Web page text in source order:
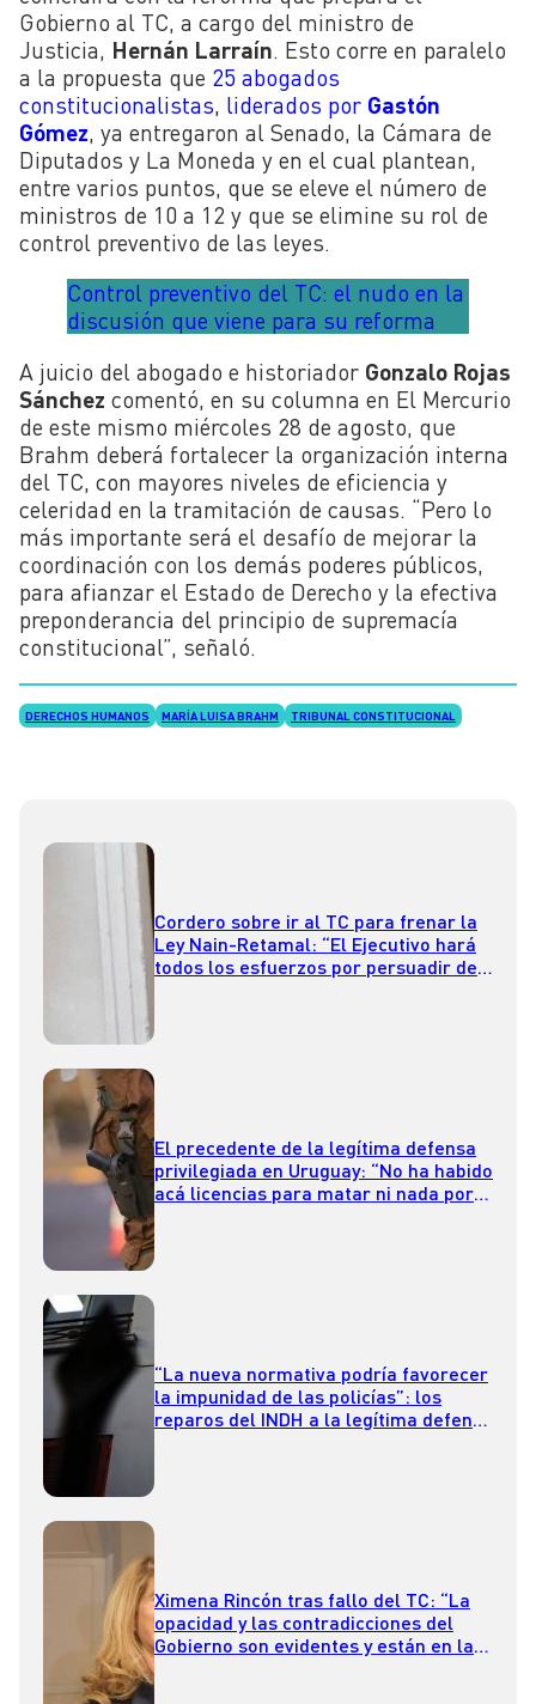
Gobierno al TC, a cargo del ministro de
Justicia, Hernán Larraín. Esto corre en paralelo
a la propuesta que 25 abogados
constitucionalistas, liderados por Gastón
Gómez, ya entregaron al Senado, la Cámara de
Diputados y La Moneda y en el cual plantean,
entre varios puntos, que se eleve el número de
ministros de 10 a 12 y que se elimine su rol de
control preventivo de las leyes.
Control preventivo del TC: el nudo en la
discusión que viene para su reforma
A juicio del abogado e historiador Gonzalo Rojas
Sánchez comentó, en su columna en El Mercurio
de este mismo miércoles 28 de agosto, que
Brahm deberá fortalecer la organización interna
del TC, con mayores niveles de eficiencia y
celeridad en la tramitación de causas. “Pero lo
más importante será el desafío de mejorar la
coordinación con los demás poderes públicos,
para afianzar el Estado de Derecho y la efectiva
preponderancia del principio de supremacía
constitucional”, señaló.
DERECHOS HUMANOS MARÍA LUISA BRAHM TRIBUNAL CONSTITUCIONAL
Cordero sobre ir al TC para frenar la
Ley Nain-Retamal: “El Ejecutivo hará
todos los esfuerzos por persuadir de
El precedente de la legítima defensa
privilegiada en Uruguay: “No ha habido
acá licencias para matar ni nada por
“La nueva normativa podría favorecer
la impunidad de las policías”: los
reparos del INDH a la legítima defensa
Ximena Rincón tras fallo del TC: “La
opacidad y las contradicciones del
Gobierno son evidentes y están en la